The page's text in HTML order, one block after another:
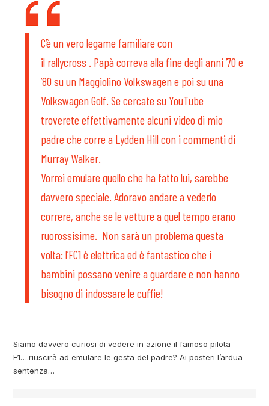
C’è un vero legame familiare con
il rallycross . Papà correva alla fine degli anni ’70 e
’80 su un Maggiolino Volkswagen e poi su una
Volkswagen Golf. Se cercate su YouTube
troverete effettivamente alcuni video di mio
padre che corre a Lydden Hill con i commenti di
Murray Walker.
Vorrei emulare quello che ha fatto lui, sarebbe
davvero speciale. Adoravo andare a vederlo
correre, anche se le vetture a quel tempo erano
ruorossisime. Non sarà un problema questa
volta: l’FC1 è elettrica ed è fantastico che i
bambini possano venire a guardare e non hanno
bisogno di indossare le cuffie!
Siamo davvero curiosi di vedere in azione il famoso pilota
F1….riuscirà ad emulare le gesta del padre? Ai posteri l’ardua
sentenza…